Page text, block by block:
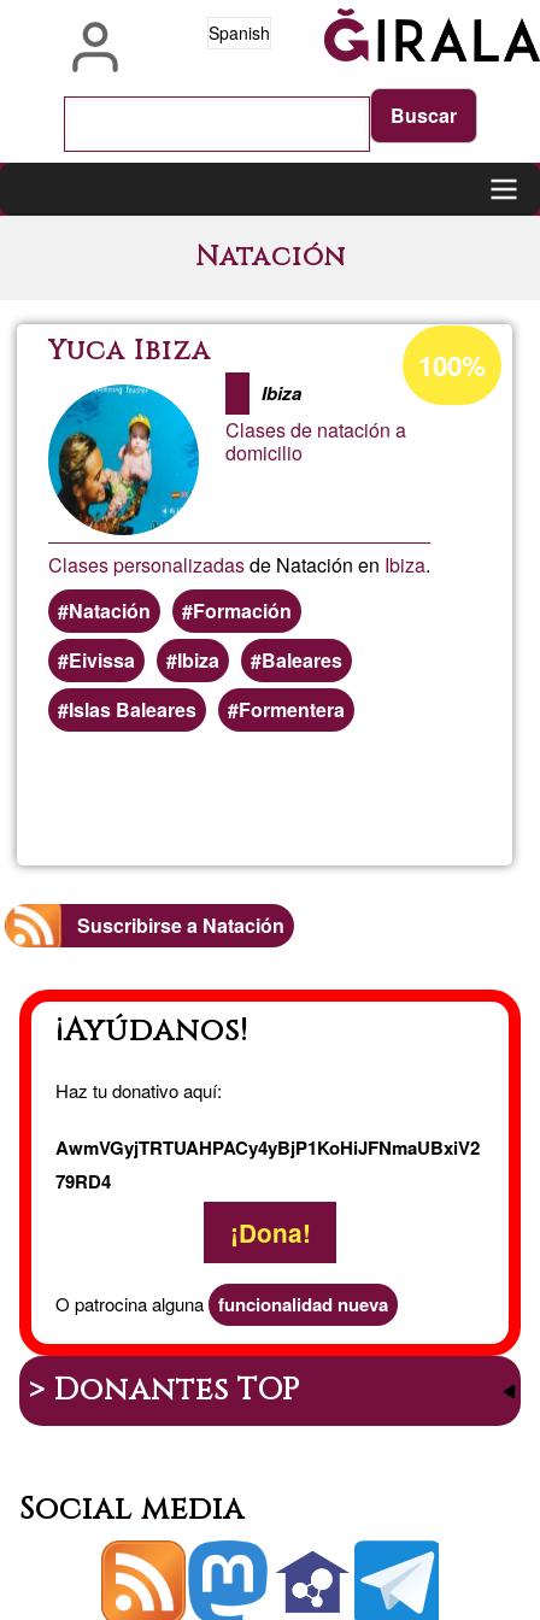
Spanish
Natación
Yuca Ibiza
Ibiza
Clases de natación a
domicilio
Clases personalizadasde Natación en Ibiza.
Natación
Formación
Eivissa
Ibiza
Baleares
Islas Baleares
Formentera
Porcentaje
de
aceptación
de
100%
Yuca
Suscribirse a Natación
¡Ayúdanos!
Haz tu donativo aquí:
AwmVGyjTRTUAHPACy4yBjP1KoHiJFNmaUBxiV2
79RD4
¡Dona!
O patrocina alguna funcionalidad nueva
> Donantes TOP
Social media